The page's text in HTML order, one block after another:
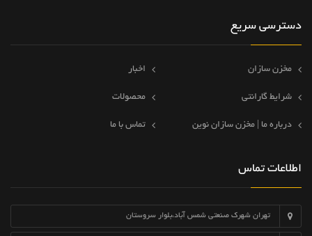
دسترسی سریع
مخزن سازان اخبار
شرایط گارانتی محصولات
درباره ما | مخزن سازان نوین تماس با ما
اطلاعات تماس
تهران شهرک صنعتی شمس آباد،بلوار سروستان